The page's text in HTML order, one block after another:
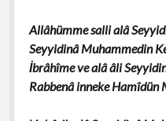
Allâhümme salli alâ
Seyyidinâ Muhammedin
İbrâhîme ve alâ âli
Rabbenâ inneke Hamîdün